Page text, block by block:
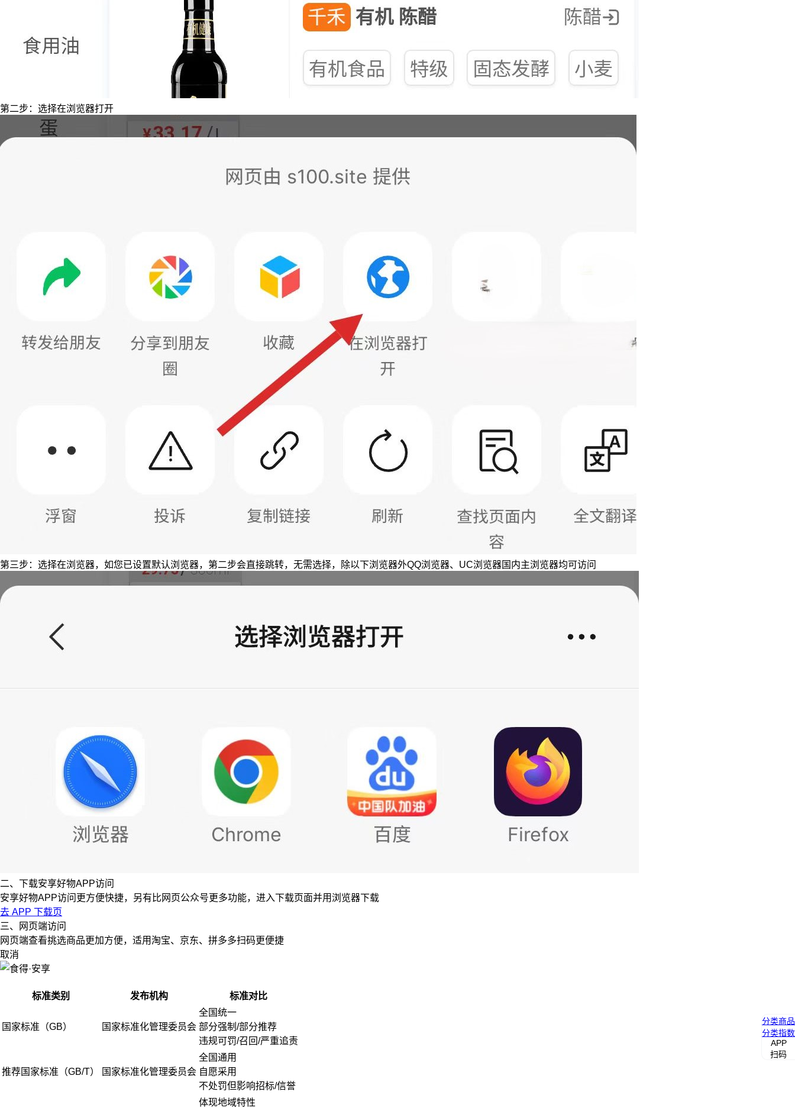
第二步：选择在浏览器打开
第三步：选择在浏览器，如您已设置默认浏览器，第二步会直接跳转，无需选择，除以下浏览器外QQ浏览器、UC浏览器国内主浏览器均可访问
二、下载安享好物APP访问
安享好物APP访问更方便快捷，另有比网页公众号更多功能，进入下载页面并用浏览器下载
去 APP 下载页
三、网页端访问
网页端查看挑选商品更加方便，适用淘宝、京东、拼多多扫码更便捷
取消
标准类别 发布机构 标准对比
国家标准（GB） 国家标准化管理委员会
全国统一
部分强制/部分推荐
违规可罚/召回/严重追责
推荐国家标准（GB/T） 国家标准化管理委员会
全国通用
自愿采用
不处罚但影响招标/信誉
体现地域特性
分类商品
分类指数
APP
扫码